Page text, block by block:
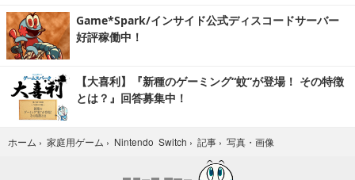
Game*Spark/インサイド公式ディスコードサーバー
好評稼働中！
【大喜利】『新種のゲーミング“蚊”が登場！ その特徴
とは？』回答募集中！
ホーム › 家庭用ゲーム › Nintendo Switch › 記事 › 写真・画像